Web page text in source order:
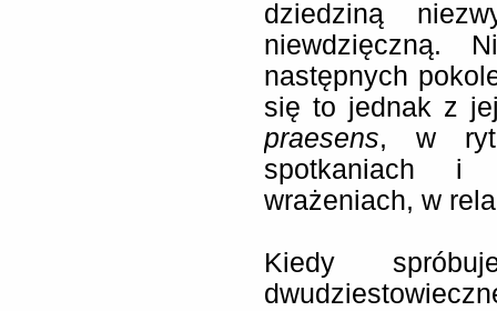
dziedziną
niewdzięczną.
następnych
się to jednak z
praesens, w
spotkaniach i
wrażeniach, w
Kiedy